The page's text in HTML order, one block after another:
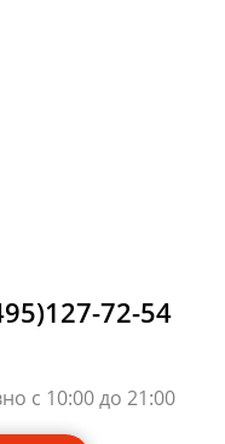
72-54
с 10:00 до 21:00